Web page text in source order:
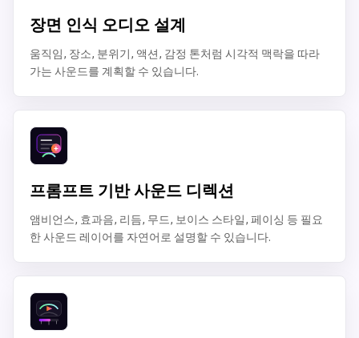
장면 인식 오디오 설계
움직임, 장소, 분위기, 액션, 감정 톤처럼 시각적 맥락을 따라
가는 사운드를 계획할 수 있습니다.
프롬프트 기반 사운드 디렉션
앰비언스, 효과음, 리듬, 무드, 보이스 스타일, 페이싱 등 필요
한 사운드 레이어를 자연어로 설명할 수 있습니다.